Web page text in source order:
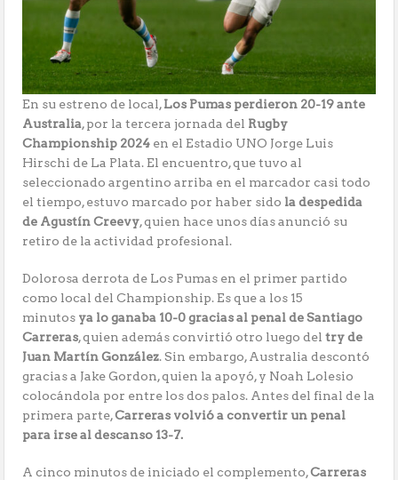
En su estreno de local,Los Pumas perdieron 20-19 ante
Australia, por la tercera jornada del Rugby
Championship 2024 en el Estadio UNO Jorge Luis
Hirschi de La Plata. El encuentro, que tuvo al
seleccionado argentino arriba en el marcador casi todo
el tiempo, estuvo marcado por haber sido la despedida
de Agustín Creevy, quien hace unos días anunció su
retiro de la actividad profesional.
Dolorosa derrota de Los Pumas en el primer partido
como local del Championship. Es que a los 15
minutos ya lo ganaba 10-0 gracias al penal de Santiago
Carreras, quien además convirtió otro luego deltry de
Juan Martín González. Sin embargo, Australia descontó
gracias a Jake Gordon, quien la apoyó, y Noah Lolesio
colocándola por entre los dos palos. Antes del final de la
primera parte,Carreras volvió a convertir un penal
para irse al descanso 13-7.
A cinco minutos de iniciado el complemento,Carreras